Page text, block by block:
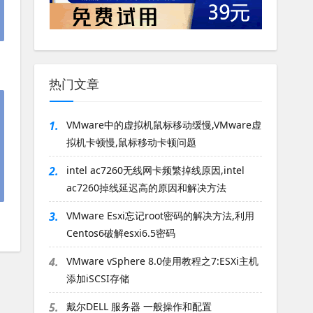
热门文章
1.
VMware中的虚拟机鼠标移动缓慢,VMware虚
拟机卡顿慢,鼠标移动卡顿问题
2.
intel ac7260无线网卡频繁掉线原因,intel
ac7260掉线延迟高的原因和解决方法
3.
VMware Esxi忘记root密码的解决方法,利用
Centos6破解esxi6.5密码
4.
VMware vSphere 8.0使用教程之7:ESXi主机
添加iSCSI存储
5. 戴尔DELL 服务器 一般操作和配置